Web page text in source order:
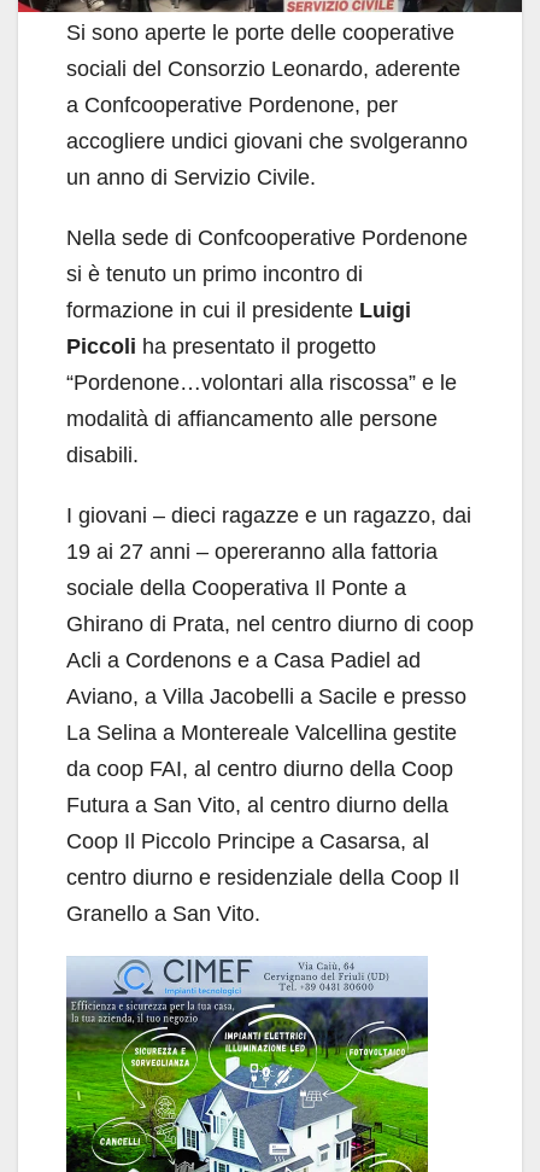
Si sono aperte le porte delle cooperative
sociali del Consorzio Leonardo, aderente
a Confcooperative Pordenone, per
accogliere undici giovani che svolgeranno
un anno di Servizio Civile.
Nella sede di Confcooperative Pordenone
si è tenuto un primo incontro di
formazione in cui il presidente Luigi
Piccoli ha presentato il progetto
“Pordenone…volontari alla riscossa” e le
modalità di affiancamento alle persone
disabili.
I giovani – dieci ragazze e un ragazzo, dai
19 ai 27 anni – opereranno alla fattoria
sociale della Cooperativa Il Ponte a
Ghirano di Prata, nel centro diurno di coop
Acli a Cordenons e a Casa Padiel ad
Aviano, a Villa Jacobelli a Sacile e presso
La Selina a Montereale Valcellina gestite
da coop FAI, al centro diurno della Coop
Futura a San Vito, al centro diurno della
Coop Il Piccolo Principe a Casarsa, al
centro diurno e residenziale della Coop Il
Granello a San Vito.